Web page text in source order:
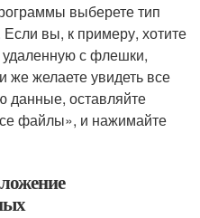
выберете тип
вы, к примеру, хотите
удаленную с флешки,
же желаете увидеть все
данные, оставляйте
файлы», и нажимайте